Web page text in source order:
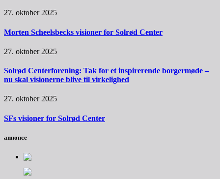
27. oktober 2025
Morten Scheelsbecks visioner for Solrød Center
27. oktober 2025
Solrød Centerforening: Tak for et inspirerende borgermøde –
nu skal visionerne blive til virkelighed
27. oktober 2025
SFs visioner for Solrød Center
annonce